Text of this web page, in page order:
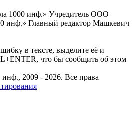
1000 инф.» Учредитель ООО
инф.» Главный редактор Машкевич
в тексте, выделите её и
что бы сообщить об этом
2009 - 2026. Все права